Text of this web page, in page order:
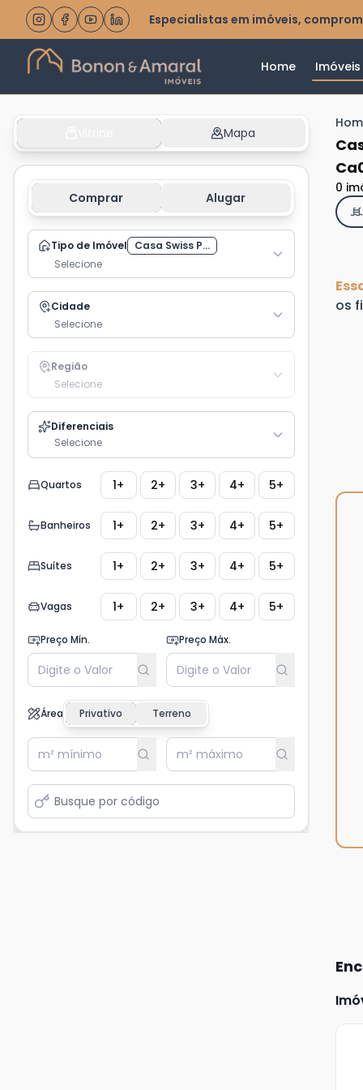
Especialistas em imóveis,
Home Imóveis
Mapa
Comprar Alugar
Tipo de Imóvel
Casa Swiss P...
Selecione
Cidade
Selecione
Região
Selecione
Diferenciais
Selecione
Quartos 1+ 2+ 3+ 4+ 5+
Banheiros 1+ 2+ 3+ 4+ 5+
Suítes 1+ 2+ 3+ 4+ 5+
Vagas 1+ 2+ 3+ 4+ 5+
Preço Mín. Preço Máx.
Área Privativo Terreno
0
os